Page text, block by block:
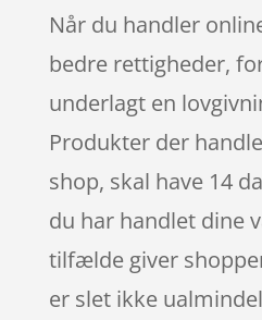
Når du handler
bedre rettigheder,
underlagt en
Produkter der
shop, skal have 14
du har handlet dine
tilfælde giver
er slet ikke